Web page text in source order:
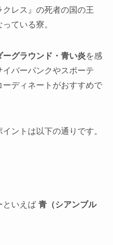
レス』の死者の国の王
ている寮。
グラウンド・青い炎を感
イバーパンクやスポーテ
ーディネートがおすすめで
ントは以下の通りです。
といえば 青（シアンブル